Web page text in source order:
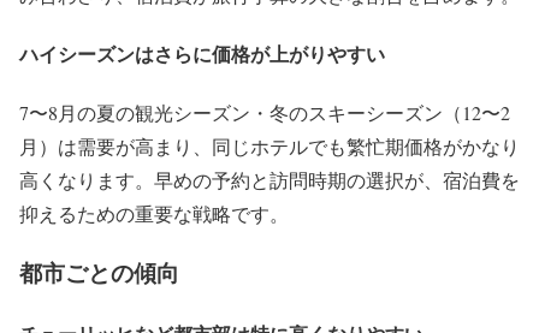
ハイシーズンはさらに価格が上がりやすい
7〜8月の夏の観光シーズン・冬のスキーシーズン（12〜2
月）は需要が高まり、同じホテルでも繁忙期価格がかなり
高くなります。早めの予約と訪問時期の選択が、宿泊費を
抑えるための重要な戦略です。
都市ごとの傾向